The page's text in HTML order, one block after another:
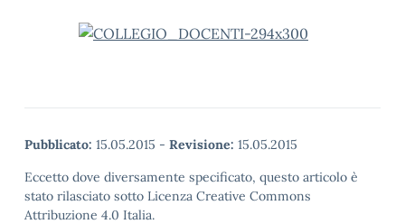
Pubblicato: 15.05.2015 - Revisione: 15.05.2015
Eccetto dove diversamente specificato, questo articolo è
stato rilasciato sotto Licenza Creative Commons
Attribuzione 4.0 Italia.